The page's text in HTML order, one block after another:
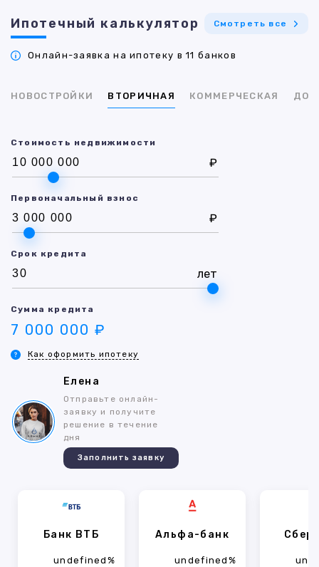
Ипотечный калькулятор Смотреть все
Онлайн-заявка на ипотеку в 11 банков
НОВОСТРОЙКИ ВТОРИЧНАЯ КОММЕРЧЕСКАЯ ДОМ
Стоимость недвижимости
₽
Первоначальный взнос
₽
Срок кредита
лет
Сумма кредита
7 000 000 ₽
Как оформить ипотеку
Елена
Отправьте онлайн-
заявку и получите
решение в течение
дня
Заполнить заявку
Банк ВТБ
undefined%
Альфа-банк
undefined%